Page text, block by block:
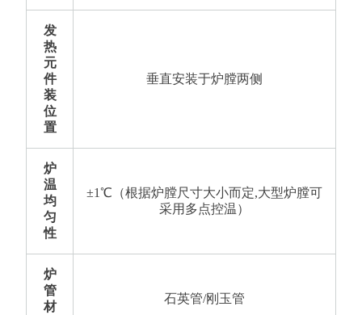
发
热
元
件
装
位
置
垂直安装于炉膛两侧
炉
温
均
匀
性
±1℃（根据炉膛尺寸大小而定,大型炉膛可
采用多点控温）
炉
管
材
石英管/刚玉管